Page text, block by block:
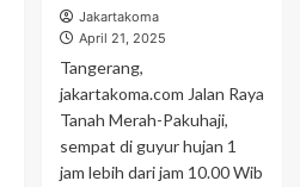
Jakartakoma
April 21, 2025
Tangerang,
jakartakoma.com Jalan Raya
Tanah Merah-Pakuhaji,
sempat di guyur hujan 1
jam lebih dari jam 10.00 Wib